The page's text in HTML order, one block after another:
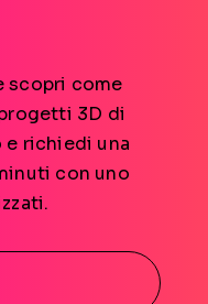
scopri come
3D di
richiedi una
con uno